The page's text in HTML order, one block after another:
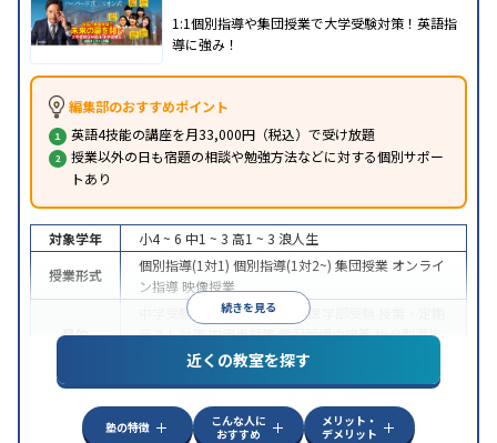
1:1個別指導や集団授業で大学受験対策！英語指
導に強み！
編集部のおすすめポイント
英語4技能の講座を月33,000円（税込）で受け放題
授業以外の日も宿題の相談や勉強方法などに対する個別サポー
トあり
続きを見る
対象学年 小4 ~ 6 中1 ~ 3 高1 ~ 3 浪人生
授業形式
個別指導(1対1) 個別指導(1対2~) 集団授業 オンライ
ン指導 映像授業
目的
中学受験 高校受験大学受験 医学部受験
テスト対策内申点対策学習習慣の定着総合型選抜
(旧AO)対策 推薦入試対策学校別特化対策
特徴
中高一貫校生に対応特待生・奨学金制度あり成績
保証制度あり授業の振替可能 不登校生に対応
ライン対応
1科目から受講可能
季節講習のみの受講
近くの教室を探す
塾の特徴
こんな人に
おすすめ
メリット・
デメリット